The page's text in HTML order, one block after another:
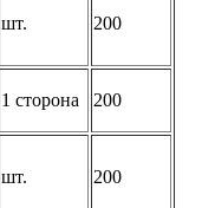
шт. 200
1 сторона 200
шт. 200